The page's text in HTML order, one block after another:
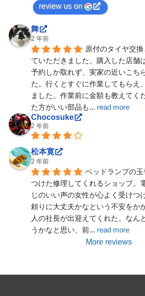
review us on
舞
2 年前
原付のタイヤ交
ていただきました。購入した店舗
予約しか取れず、実家の近いこち
た。行くとすぐに作業してもらえ
ました。作業前に金額も教えてく
た方がいい部品も... read more
Chocosuke
2 年前
松本寛
2 年前
ベッドランプの
つけた修理してくれるショップ。
じのいい声の女性が心よく受けつ
頼りに大丈夫かなという不安をか
人の社長が出迎えてくれた。なん
うかなと思い、前... read more
More reviews